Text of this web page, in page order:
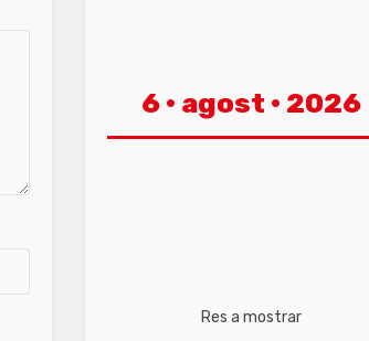
6 · agost · 2026
Res a mostrar